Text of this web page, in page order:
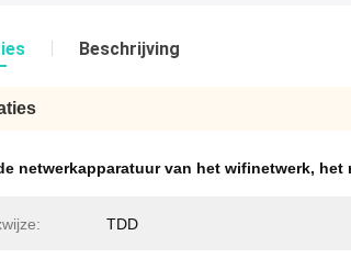
Beschrijving
netwerkapparatuur van het wifinetwerk, het
TDD